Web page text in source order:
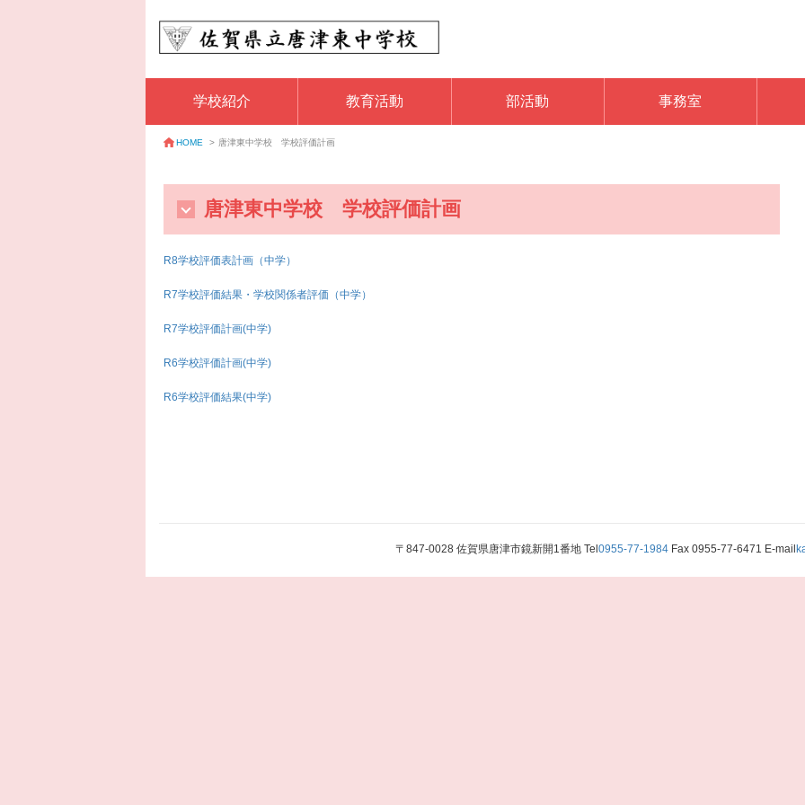
学校紹介 教育活動 部活動 事務室
HOME > 唐津東中学校 学校評価計画
唐津東中学校 学校評価計画
R8学校評価表計画（中学）
R7学校評価結果・学校関係者評価（中学）
R7学校評価計画(中学)
R6学校評価計画(中学)
R6学校評価結果(中学)
〒847-0028 佐賀県唐津市鏡新開1番地 Tel 0955-77-1984Fax 0955-77-6471 E-mail